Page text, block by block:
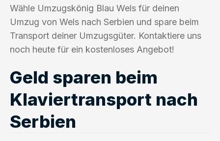
Wähle Umzugskönig Blau Wels für deinen
Umzug von Wels nach Serbien und spare beim
Transport deiner Umzugsgüter. Kontaktiere uns
noch heute für ein kostenloses Angebot!
Geld sparen beim
Klaviertransport nach
Serbien